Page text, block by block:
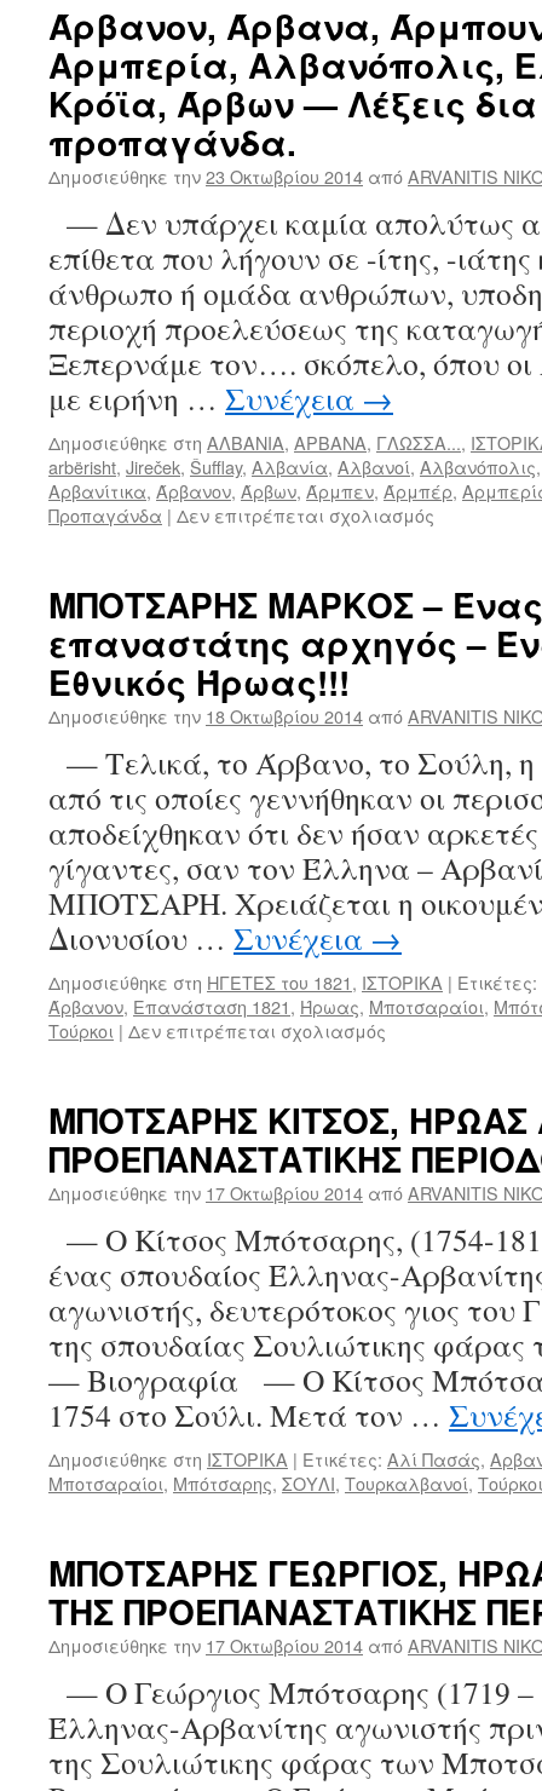
ΕΩΣ
μ.
Άρβανον, Άρβανα,
Αρμπερία, Αλβανόπολις,
Κρόϊα, Άρβων — Λέξεις
προπαγάνδα.
Δημοσιεύθηκε την23 Οκτωβρίου 2014 απόARVANITIS
— Δεν υπάρχει καμία απολύτως
επίθετα που λήγουν σε -ίτης, -
άνθρωπο ή ομάδα ανθρώπων,
περιοχή προελεύσεως της
Ξεπερνάμε τον…. σκόπελο, όπου οι
με ειρήνη … Συνέχεια →
Δημοσιεύθηκε στη ΑΛΒΑΝΙΑ, ΑΡΒΑΝΑ, ΓΛΩΣΣΑ...,
arbërisht, Jireček, Šufflay, Αλβανία, Αλβανοί, Αλβανόπολις
Αρβανίτικα, Άρβανον, Άρβων, Άρμπεν, Άρμπέρ,
Προπαγάνδα | Δεν επιτρέπεται σχολιασμός
Άρμπουνα,
Αρμπέν,
Αρμπερία,
Κρόϊα,
Άρβων
—
Λέξεις
δια
πάσαν
ΜΠΟΤΣΑΡΗΣ ΜΑΡΚΟΣ –
επαναστάτης αρχηγός –
Εθνικός Ήρωας!!!
Δημοσιεύθηκε την 18 Οκτωβρίου 2014 απόARVANITIS
— Τελικά, το Άρβανο, το Σούλη, η
από τις οποίες γεννήθηκαν οι
αποδείχθηκαν ότι δεν ήσαν
γίγαντες, σαν τον Έλληνα –
ΜΠΟΤΣΑΡΗ. Χρειάζεται η
Διονυσίου … Συνέχεια →
Δημοσιεύθηκε στη ΗΓΕΤΕΣ του 1821, ΙΣΤΟΡΙΚΑ | Ετικέτες:
Άρβανον, Επανάσταση 1821, Ήρωας, Μποτσαραίοι,
Τούρκοι | Δεν επιτρέπεται σχολιασμός
–
Ένας
μεγάλος
επαναστάτης
αρχηγός
Ένας
κορυφαίος
Εθνικός
Ήρωας!!!
ΜΠΟΤΣΑΡΗΣ ΚΙΤΣΟΣ, ΗΡΩΑΣ
ΠΡΟΕΠΑΝΑΣΤΑΤΙΚΗΣ
Δημοσιεύθηκε την 17 Οκτωβρίου 2014 απόARVANITIS
— Ο Κίτσος Μπότσαρης, (1754-
ένας σπουδαίος Έλληνας-
αγωνιστής, δευτερότοκος γιος
της σπουδαίας Σουλιώτικης
— Βιογραφία — Ο Κίτσος
1754 στο Σούλι. Μετά τον …
Δημοσιεύθηκε στη ΙΣΤΟΡΙΚΑ | Ετικέτες: Αλί Πασάς,
Μποτσαραίοι, Μπότσαρης, ΣΟΥΛΙ, Τουρκαλβανοί, Τούρκοι
ΜΠΟΤΣΑΡΗΣ ΓΕΩΡΓΙΟΣ,
ΤΗΣ ΠΡΟΕΠΑΝΑΣΤΑΤΙΚΗΣ
Δημοσιεύθηκε την 17 Οκτωβρίου 2014 απόARVANITIS
— Ο Γεώργιος Μπότσαρης (1719 –
Έλληνας-Αρβανίτης αγωνιστής
της Σουλιώτικης φάρας των